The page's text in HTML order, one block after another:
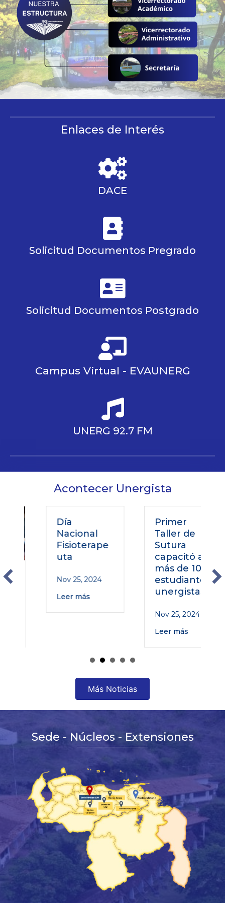
Enlaces de Interés
DACE
Solicitud Documentos Pregrado
Solicitud Documentos Postgrado
Campus Virtual - EVAUNERG
UNERG 92.7 FM
Acontecer Unergista
Nacional
Fisioterape
uta
Nov 25, 2024
Leer más
Primer
Taller de
Sutura
capacitó a
más de 100
estudiantes
unergistas
Nov 25, 2024
Leer más
Más Noticias
Sede - Núcleos - Extensiones